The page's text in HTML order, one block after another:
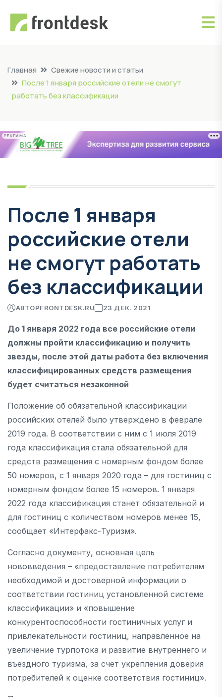
Главная
Свежие новости и статьи
После 1 января российские отели не смогут
работать без классификации
РЕКЛАМА
После 1 января
российские отели
не смогут работать
без классификации
АВТОРFRONTDESK.RU 23 ДЕК. 2021
До 1 января 2022 года все российские отели
должны пройти классификацию и получить
звезды, после этой даты работа без включения
классифицированных средств размещения
будет считаться незаконной
Положение об обязательной классификации
российских отелей было утверждено в феврале
2019 года. В соответствии с ним с 1 июля 2019
года классификация стала обязательной для
средств размещения с номерным фондом более
50 номеров, с 1 января 2020 года – для гостиниц с
номерным фондом более 15 номеров. 1 января
2022 года классификация станет обязательной и
для гостиниц с количеством номеров менее 15,
сообщает «Интерфакс-Туризм».
Согласно документу, основная цель
нововведения – «предоставление потребителям
необходимой и достоверной информации о
соответствии гостиниц установленной системе
классификации» и «повышение
конкурентоспособности гостиничных услуг и
привлекательности гостиниц, направленное на
увеличение турпотока и развитие внутреннего и
въездного туризма, за счет укрепления доверия
потребителей к оценке соответствия гостиниц».